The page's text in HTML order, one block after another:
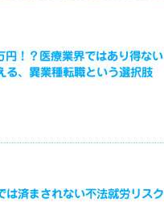
！？医療業界ではあり得ない
る、異業種転職という選択肢
は済まされない不法就労リスク